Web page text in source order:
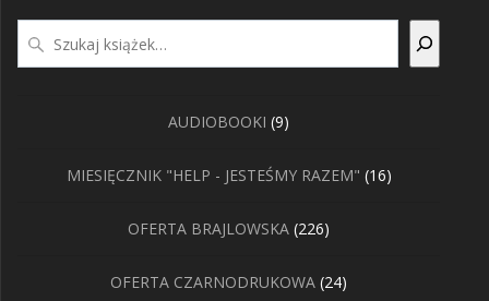
AUDIOBOOKI 99
MIESIĘCZNIK "HELP - JESTEŚMY RAZEM" 1616
OFERTA BRAJLOWSKA 226226
OFERTA CZARNODRUKOWA 2424